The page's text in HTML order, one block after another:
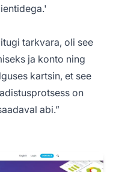
tarkvara, oli see
ja konto ning
kartsin, et see
on
abi.”